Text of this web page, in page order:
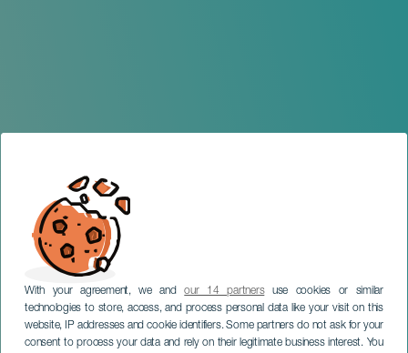
With your agreement, we andour 14 partnersuse cookies or similar
technologies to store, access, and process personal data like your visit on this
website, IP addresses and cookie identifiers. Some partners do not ask for your
consent to process your data and rely on their legitimate business interest. You